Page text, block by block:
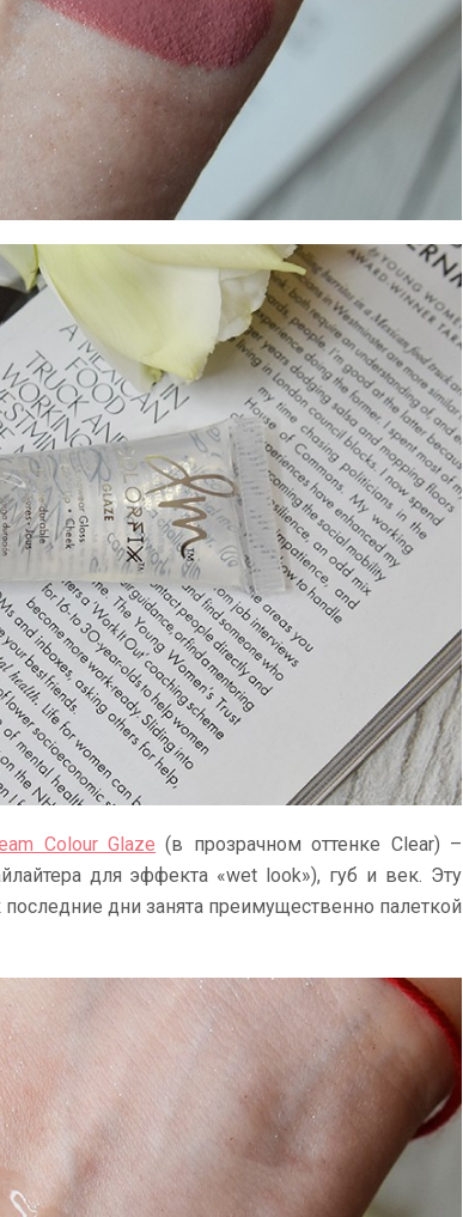
Colour Glaze (в прозрачном оттенке Clear) –
для эффекта «wet look»), губ и век. Эту
дни занята преимущественно палеткой